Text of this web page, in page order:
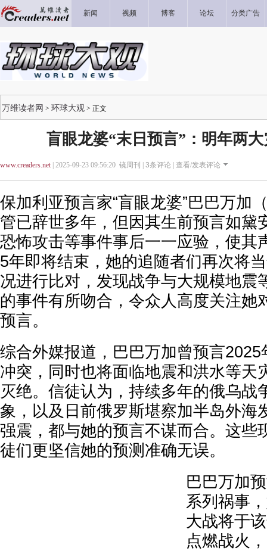
新闻 视频 博客 论坛 分类广告
万维读者网 > 环球大观 > 正文
盲眼龙婆“末日预言”：明年两
www.creaders.net| 2025-09-23 09:56:20 镜周刊 | 3条评论 | 查看/发表评论
保加利亚预言家“盲眼龙婆”巴巴万加
管已辞世多年，但因其生前预言如黛
恐怖攻击等事件事后一一应验，使其
5年即将结束，她的追随者们再次将
况进行比对，发现战争与大规模地震
的事件有所吻合，令众人高度关注她
预言。
综合外媒报道，巴巴万加曾预言
冲突，同时也将面临地震和洪水等天
灭绝。信徒认为，持续多年的俄乌战
象，以及日前俄罗斯堪察加半岛外海
强震，都与她的预言不谋而合。这些
徒们更坚信她的预测准确无误。
巴巴万加
系列祸事
大战将于
点燃战火